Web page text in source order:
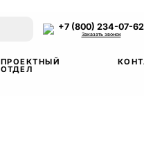
+7 (800) 234-07-62
Заказать звонок
ПРОЕКТНЫЙ
ОТДЕЛ